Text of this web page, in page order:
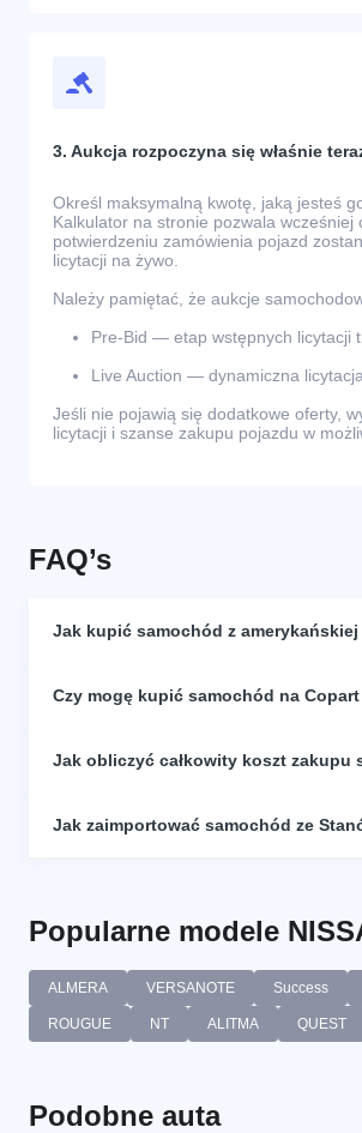
3. Aukcja rozpoczyna się właśnie
Określ maksymalną kwotę, jaką jesteś
Kalkulator na stronie pozwala
potwierdzeniu zamówienia pojazd
licytacji na żywo.
Należy pamiętać, że aukcje
Pre-Bid — etap wstępnych licytacji
Live Auction — dynamiczna
Jeśli nie pojawią się dodatkowe oferty,
licytacji i szanse zakupu pojazdu w
FAQ’s
Jak kupić samochód z
Czy mogę kupić samochód na
Jak obliczyć całkowity koszt zakupu
Jak zaimportować samochód ze
Popularne modele
ALMERA VERSANOTE Success
ROUGUE NT ALITMA QUEST
Podobne auta